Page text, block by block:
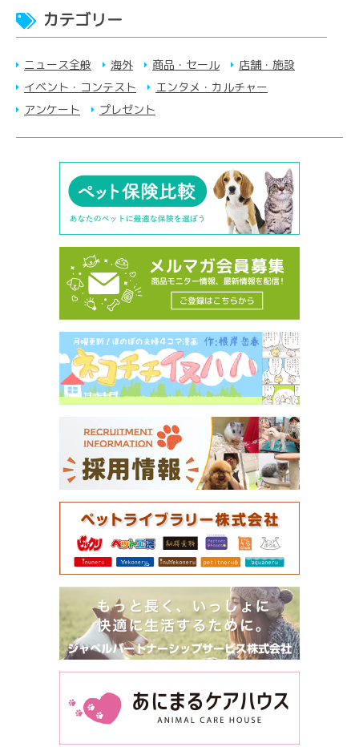
カテゴリー
ニュース全般 海外 商品・セール
店舗・施設
イベント・コンテスト
エンタメ・カルチャー
アンケート
プレゼント